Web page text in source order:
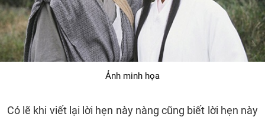
Ảnh minh họa
Có lẽ khi viết lại lời hẹn này nàng cũng biết lời hẹn này